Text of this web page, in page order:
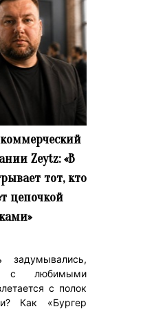
Zeytz: «В
тот, кто
цепочкой
задумывались,
с любимыми
с полок
Как «Бургер